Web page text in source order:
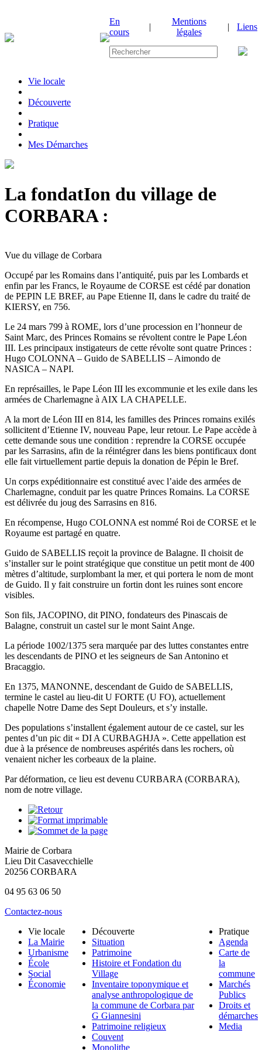
En
cours
|
Mentions
légales
| Liens
Vie locale
|Découverte
|Pratique
|Mes Démarches
La fondatIon du village de
CORBARA :
Vue du village de Corbara
Occupé par les Romains dans l’antiquité, puis par les Lombards et
enfin par les Francs, le Royaume de CORSE est cédé par donation
de PEPIN LE BREF, au Pape Etienne II, dans le cadre du traité de
KIERSY, en 756.
Le 24 mars 799 à ROME, lors d’une procession en l’honneur de
Saint Marc, des Princes Romains se révoltent contre le Pape Léon
III. Les principaux instigateurs de cette révolte sont quatre Princes :
Hugo COLONNA – Guido de SABELLIS – Aimondo de
NASICA – NAPI.
En représailles, le Pape Léon III les excommunie et les exile dans les
armées de Charlemagne à AIX LA CHAPELLE.
A la mort de Léon III en 814, les familles des Princes romains exilés
sollicitent d’Etienne IV, nouveau Pape, leur retour. Le Pape accède à
cette demande sous une condition : reprendre la CORSE occupée
par les Sarrasins, afin de la réintégrer dans les biens pontificaux dont
elle fait virtuellement partie depuis la donation de Pépin le Bref.
Un corps expéditionnaire est constitué avec l’aide des armées de
Charlemagne, conduit par les quatre Princes Romains. La CORSE
est délivrée du joug des Sarrasins en 816.
En récompense, Hugo COLONNA est nommé Roi de CORSE et le
Royaume est partagé en quatre.
Guido de SABELLIS reçoit la province de Balagne. Il choisit de
s’installer sur le point stratégique que constitue un petit mont de 400
mètres d’altitude, surplombant la mer, et qui portera le nom de mont
de Guido. Il y fait construire un fortin dont les ruines sont encore
visibles.
Son fils, JACOPINO, dit PINO, fondateurs des Pinascais de
Balagne, construit un castel sur le mont Saint Ange.
La période 1002/1375 sera marquée par des luttes constantes entre
les descendants de PINO et les seigneurs de San Antonino et
Bracaggio.
En 1375, MANONNE, descendant de Guido de SABELLIS,
termine le castel au lieu-dit U FORTE (U FO), actuellement
chapelle Notre Dame des Sept Douleurs, et s’y installe.
Des populations s’installent également autour de ce castel, sur les
pentes d’un pic dit « DI A CURBAGHJA ». Cette appellation est
due à la présence de nombreuses aspérités dans les rochers, où
venaient nicher les corbeaux de la plaine.
Par déformation, ce lieu est devenu CURBARA (CORBARA),
nom de notre village.
Mairie de Corbara
Lieu Dit Casavecchielle
20256 CORBARA
04 95 63 06 50
Contactez-nous
Vie locale
La Mairie
Urbanisme
École
Social
Économie
Découverte
Situation
Patrimoine
Histoire et Fondation du
Village
Inventaire toponymique et
analyse anthropologique de
la commune de Corbara par
G Giannesini
Patrimoine religieux
Couvent
Monolithe
Pratique
Agenda
Carte de
la
commune
Marchés
Publics
Droits et
démarches
Media